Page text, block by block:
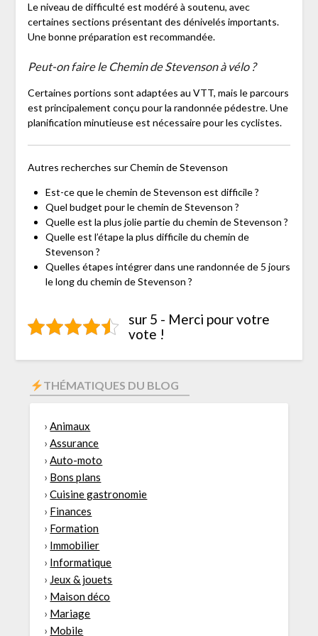
Le niveau de difficulté est modéré à soutenu, avec
certaines sections présentant des dénivelés importants.
Une bonne préparation est recommandée.
Peut-on faire le Chemin de Stevenson à vélo ?
Certaines portions sont adaptées au VTT, mais le parcours
est principalement conçu pour la randonnée pédestre. Une
planification minutieuse est nécessaire pour les cyclistes.
Autres recherches sur Chemin de Stevenson
Est-ce que le chemin de Stevenson est difficile ?
Quel budget pour le chemin de Stevenson ?
Quelle est la plus jolie partie du chemin de Stevenson ?
Quelle est l’étape la plus difficile du chemin de
Stevenson ?
Quelles étapes intégrer dans une randonnée de 5 jours
le long du chemin de Stevenson ?
sur 5 - Merci pour votre
vote !
THÉMATIQUES DU BLOG
›Animaux
›Assurance
›Auto-moto
› Bons plans
›Cuisine gastronomie
› Finances
› Formation
› Immobilier
› Informatique
› Jeux & jouets
› Maison déco
› Mariage
› Mobile